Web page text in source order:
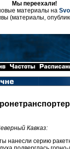
Мы переехали!
материалы на
(материалы,
Кавказ:
нанесли серию